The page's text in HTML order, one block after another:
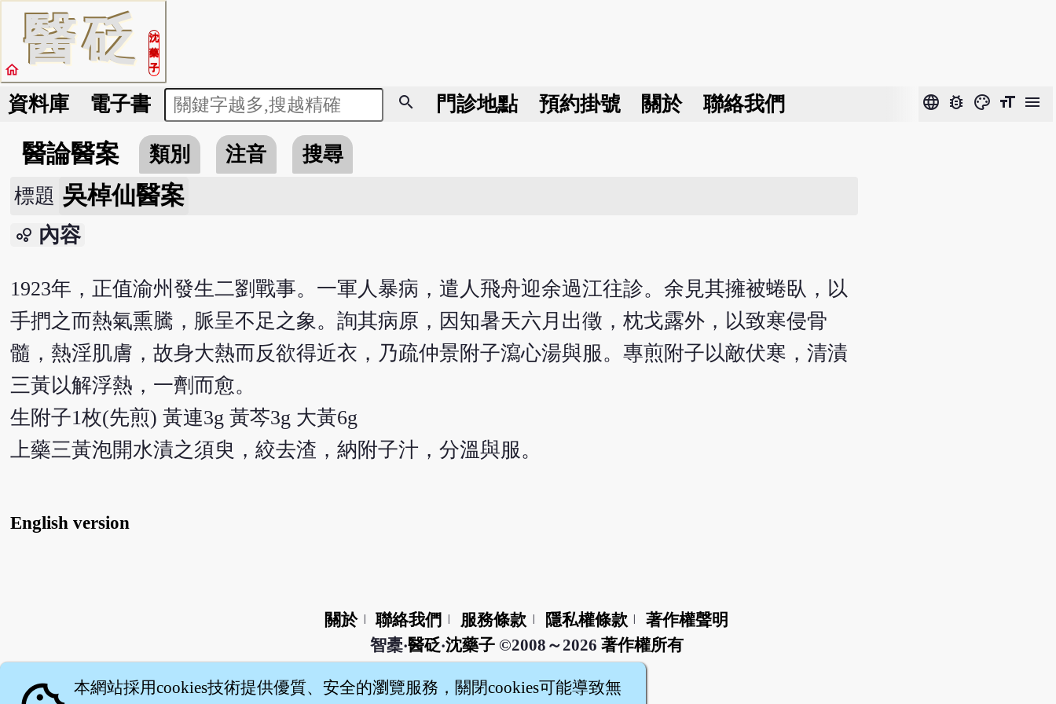
醫砭
沈
藥
子
home
資料庫 電子書 search 門診地點 預約掛號 關於 聯絡我們 language bug_report color_lens format_size menu
醫論醫案 類別 注音
搜尋
標題 吳棹仙醫案
bubble_chart 內容
1923年，正值渝州發生二劉戰事。一軍人暴病，遣人飛舟迎余過江往診。余見其擁被蜷臥，以
手捫之而熱氣熏騰，脈呈不足之象。詢其病原，因知暑天六月出徵，枕戈露外，以致寒侵骨
髓，熱淫肌膚，故身大熱而反欲得近衣，乃疏仲景附子瀉心湯與服。專煎附子以敵伏寒，清漬
三黃以解浮熱，一劑而愈。
生附子1枚(先煎) 黃連3g 黃芩3g 大黃6g
上藥三黃泡開水漬之須臾，絞去渣，納附子汁，分溫與服。
English version
關於 聯絡我們 服務條款 隱私權條款
著作權聲明
智橐‧醫砭‧沈藥子©2008～2026 著作權所有
本網站採用cookies技術提供優質、安全的瀏覽服務，關閉cookies可能導致無